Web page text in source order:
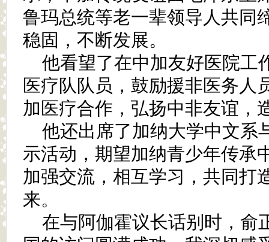
鲁玛总统等老一辈领导人共同
稳固，不断发展。
他看望了在中加友好医院工
医疗队队员，鼓励援非医务人
加医疗合作，弘扬中非友谊，
他还出席了加纳大学中文系
示活动，期望加纳青少年传承
加强交流，相互学习，共同打
来。
在与阿伽霍议长话别时，俞